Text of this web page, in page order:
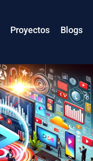
Proyectos Blogs